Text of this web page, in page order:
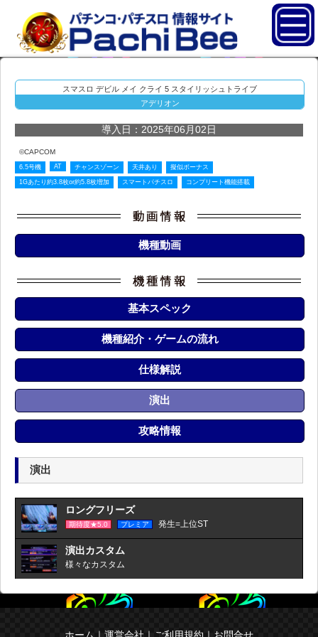
スマスロ デビル メイ クライ 5 スタイリッシュトライブ
アデリオン
導入日：2025年06月02日
©CAPCOM
6.5号機 AT チャンスゾーン 天井あり 擬似ボーナス
1Gあたり約3.8枚or約5.8枚増加 スマートパチスロ コンプリート機能搭載
機種動画
基本スペック
機種紹介・ゲームの流れ
仕様解説
演出
攻略情報
演出
ロングフリーズ
期待度★5.0 プレミア 発生=上位ST
演出カスタム
様々なカスタム